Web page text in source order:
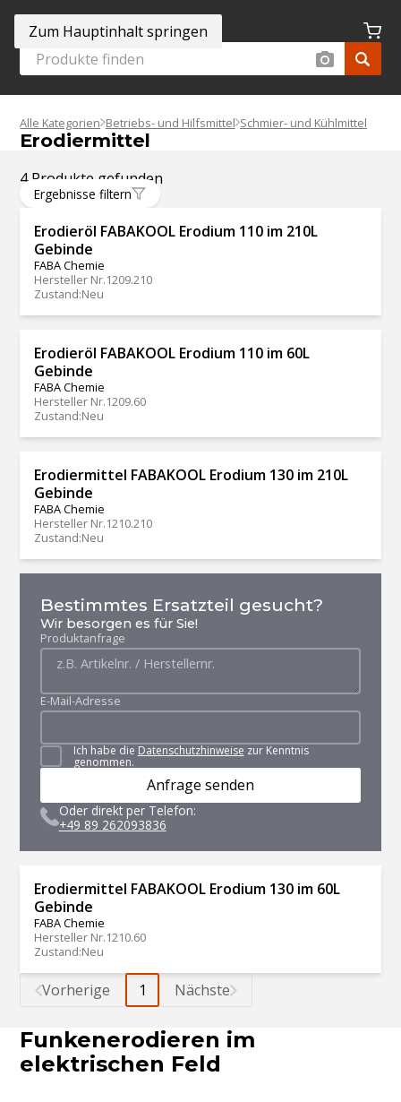
Zum Hauptinhalt springen
Alle Kategorien Betriebs- und Hilfsmittel Schmier- und Kühlmittel
Erodiermittel
4 Produkte gefunden
Ergebnisse filtern
Erodieröl FABAKOOL Erodium 110 im 210L
Gebinde
FABA Chemie
Hersteller Nr.1209.210
Zustand:Neu
Erodieröl FABAKOOL Erodium 110 im 60L
Gebinde
FABA Chemie
Hersteller Nr.1209.60
Zustand:Neu
Erodiermittel FABAKOOL Erodium 130 im 210L
Gebinde
FABA Chemie
Hersteller Nr.1210.210
Zustand:Neu
Bestimmtes Ersatzteil gesucht?
Wir besorgen es für Sie!
Produktanfrage
E-Mail-Adresse
Ich habe die Datenschutzhinweise zur Kenntnis
genommen.
Anfrage senden
Oder direkt per Telefon:
+49 89 262093836
Erodiermittel FABAKOOL Erodium 130 im 60L
Gebinde
FABA Chemie
Hersteller Nr.1210.60
Zustand:Neu
Vorherige 1 Nächste
Funkenerodieren im
elektrischen Feld